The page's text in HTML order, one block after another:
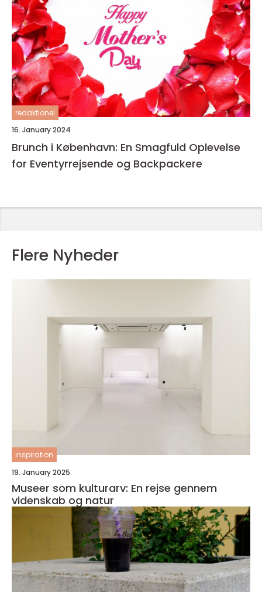
redaktionel
16. January 2024
Brunch i København: En Smagfuld Oplevelse
for Eventyrrejsende og Backpackere
Flere Nyheder
inspiration
19. January 2025
Museer som kulturarv: En rejse gennem
videnskab og natur